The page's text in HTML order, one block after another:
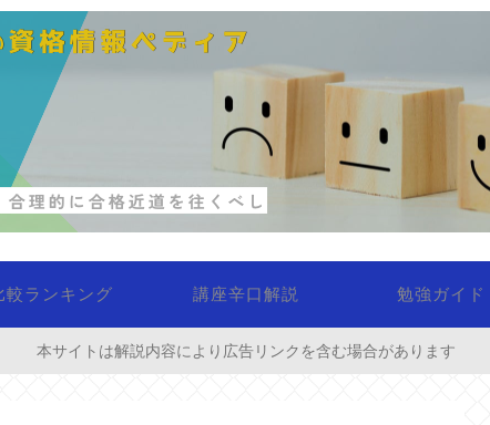
較ランキング 講座辛口解説 勉強ガイド
本サイトは解説内容により広告リンクを含む場合があります